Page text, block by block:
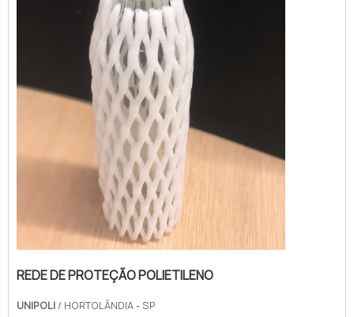
REDE DE PROTEÇÃO POLIETILENO
UNIPOLI / HORTOLÂNDIA - SP